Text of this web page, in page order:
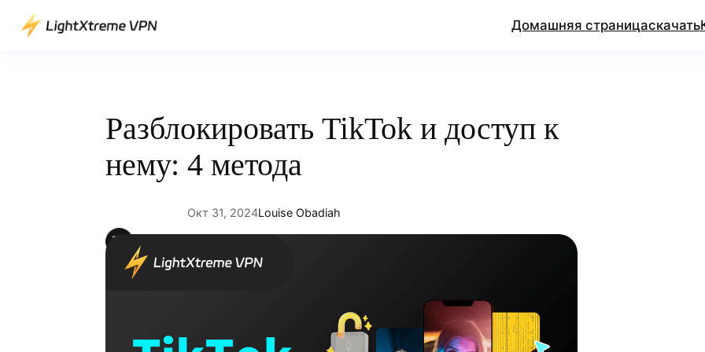
Перейти
Домашняя страницаскачать
Разблокировать TikTok и доступ к
нему: 4 метода
Окт 31, 2024Louise Obadiah